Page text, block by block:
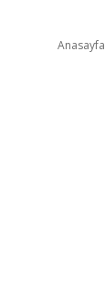
Anasayfa